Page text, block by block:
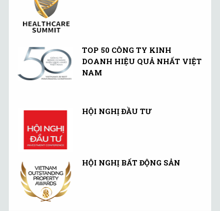
TOP 50 CÔNG TY KINH
DOANH HIỆU QUẢ NHẤT VIỆT
NAM
HỘI NGHỊ ĐẦU TƯ
HỘI NGHỊ BẤT ĐỘNG SẢN